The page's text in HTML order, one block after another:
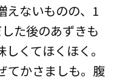
えないものの、1
た後のあずきも
くてほくほく。
てかさましも。腹